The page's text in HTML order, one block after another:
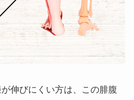
伸びにくい方は、この腓腹